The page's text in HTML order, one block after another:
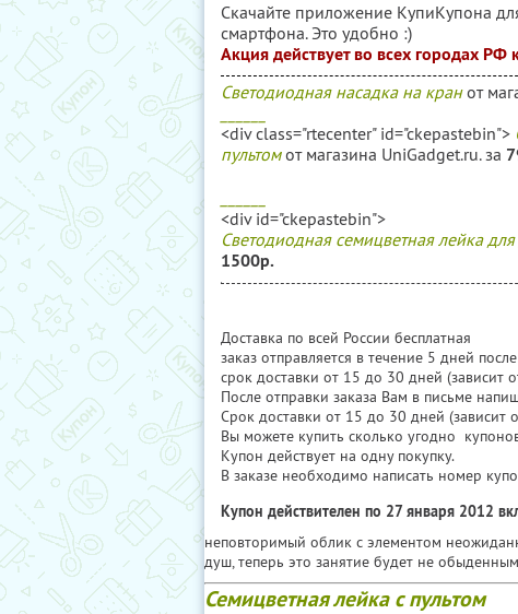
Скачайте приложение КупиКупона
смартфона. Это удобно :)
Акция действует во всех городах
Светодиодная насадка на кранот
<div class="rtecenter" id="ckepastebin">
пультомот магазина UniGadget.ru. за
<div id="ckepastebin">
Светодиодная семицветная лейка
1500р.
Доставка по всей России бесплатная
заказ отправляется в течение 5 дней
срок доставки от 15 до 30 дней (зависит
После отправки заказа Вам в письме
Cрок доставки от 15 до 30 дней (зависит
Вы можете купить сколько угодно
Купон действует на одну покупку.
В заказе необходимо написать номер
Купон действителен по 27 января 2012
неповторимый облик с элементом
душ, теперь это занятие будет не
Семицветная лейка с пультом